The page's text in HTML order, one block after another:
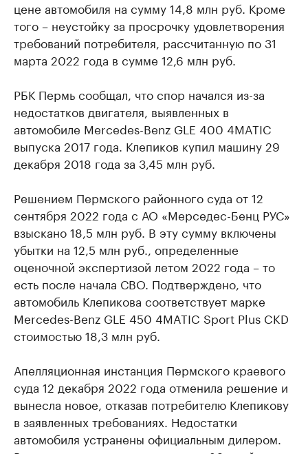
цене автомобиля на сумму 14,8 млн руб. Кроме
того – неустойку за просрочку удовлетворения
требований потребителя, рассчитанную по 31
марта 2022 года в сумме 12,6 млн руб.
РБК Пермь сообщал, что спор начался из-за
недостатков двигателя, выявленных в
автомобиле Mercedes-Benz GLE 400 4MATIC
выпуска 2017 года. Клепиков купил машину 29
декабря 2018 года за 3,45 млн руб.
Решением Пермского районного суда от 12
сентября 2022 года с АО «Мерседес-Бенц РУС»
взыскано 18,5 млн руб. В эту сумму включены
убытки на 12,5 млн руб., определенные
оценочной экспертизой летом 2022 года – то
есть после начала СВО. Подтверждено, что
автомобиль Клепикова соответствует марке
Mercedes-Benz GLE 450 4MATIC Sport Plus CKD
стоимостью 18,3 млн руб.
Апелляционная инстанция Пермского краевого
суда 12 декабря 2022 года отменила решение и
вынесла новое, отказав потребителю Клепикову
в заявленных требованиях. Недостатки
автомобиля устранены официальным дилером.